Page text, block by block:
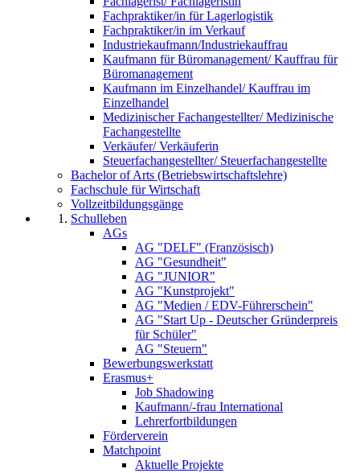
Fachpraktiker/in für Lagerlogistik
Fachpraktiker/in im Verkauf
Industriekaufmann/Industriekauffrau
Kaufmann für Büromanagement/ Kauffrau für
Büromanagement
Kaufmann im Einzelhandel/ Kauffrau im
Einzelhandel
Medizinischer Fachangestellter/ Medizinische
Fachangestellte
Verkäufer/ Verkäuferin
Steuerfachangestellter/ Steuerfachangestellte
Bachelor of Arts (Betriebswirtschaftslehre)
Fachschule für Wirtschaft
Vollzeitbildungsgänge
Schulleben
AGs
AG "DELF" (Französisch)
AG "Gesundheit"
AG "JUNIOR"
AG "Kunstprojekt"
AG "Medien / EDV-Führerschein"
AG "Start Up - Deutscher Gründerpreis
für Schüler"
AG "Steuern"
Bewerbungswerkstatt
Erasmus+
Job Shadowing
Kaufmann/-frau International
Lehrerfortbildungen
Förderverein
Matchpoint
Aktuelle Projekte